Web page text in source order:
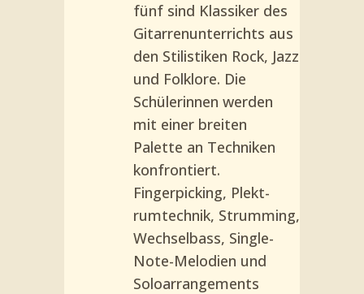
fünf sind Klassiker des
Gi­tarrenunterrichts aus
den Stilis­tiken Rock, Jazz
und Folklore. Die
Schülerinnen werden
mit ei­ner breiten
Palette an Techniken
konfrontiert.
Fingerpicking, Plekt­
rumtechnik, Strumming,
Wechselbass, Single-
Note-Melodien und
Soloarrangements